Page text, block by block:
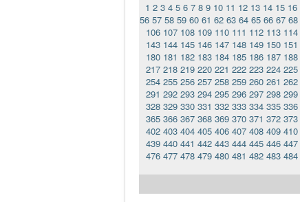
1 2 3 4 5 6 7 8 9 10 11 12 13 14 15 16
56 57 58 59 60 61 62 63 64 65 66 67 68
106 107 108 109 110 111 112 113 114
143 144 145 146 147 148 149 150 151
180 181 182 183 184 185 186 187 188
217 218 219 220 221 222 223 224 225
254 255 256 257 258 259 260 261 262
291 292 293 294 295 296 297 298 299
328 329 330 331 332 333 334 335 336
365 366 367 368 369 370 371 372 373
402 403 404 405 406 407 408 409 410
439 440 441 442 443 444 445 446 447
476 477 478 479 480 481 482 483 484